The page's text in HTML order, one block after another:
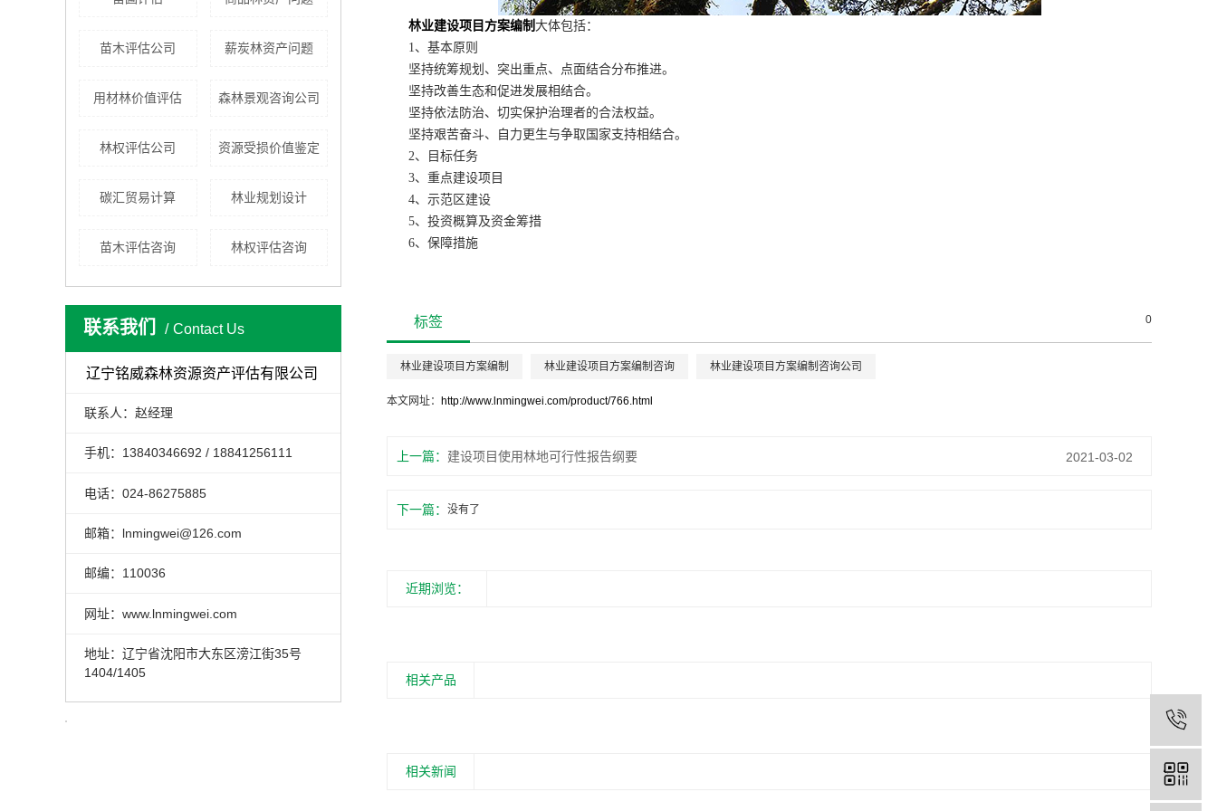
苗木评估公司 薪炭林资产问题
用材林价值评估 森林景观咨询公司
林权评估公司 资源受损价值鉴定
碳汇贸易计算 林业规划设计
苗木评估咨询 林权评估咨询
联系我们 Contact Us
辽宁铭威森林资源资产评估有限公司
联系人：赵经理
手机：13840346692 / 18841256111
电话：024-86275885
邮箱：lnmingwei@126.com
邮编：110036
网址：www.lnmingwei.com
地址：辽宁省沈阳市大东区滂江街35号
1404/1405
林业建设项目方案编制 大体包括：
1、基本原则
坚持统筹规划、突出重点、点面结合分布推进。
坚持改善生态和促进发展相结合。
坚持依法防治、切实保护治理者的合法权益。
坚持艰苦奋斗、自力更生与争取国家支持相结合。
2、目标任务
3、重点建设项目
4、示范区建设
5、投资概算及资金筹措
6、保障措施
标签 0
林业建设项目方案编制 林业建设项目方案编制咨询 林业建设项目方案编制咨询公司
本文网址： http://www.lnmingwei.com/product/766.html
上一篇： 建设项目使用林地可行性报告纲要 2021-03-02
下一篇： 没有了
近期浏览：
相关产品
相关新闻